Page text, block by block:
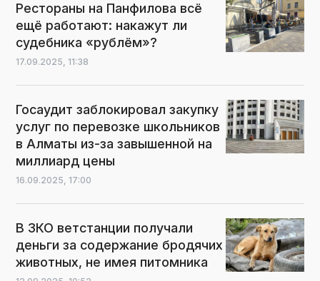
Рестораны на Панфилова всё
ещё работают: накажут ли
судебника «рублём»?
17.09.2025, 11:38
Госаудит заблокировал закупку
услуг по перевозке школьников
в Алматы из-за завышенной на
миллиард цены
16.09.2025, 17:00
В ЗКО ветстанции получали
деньги за содержание бродячих
животных, не имея питомника